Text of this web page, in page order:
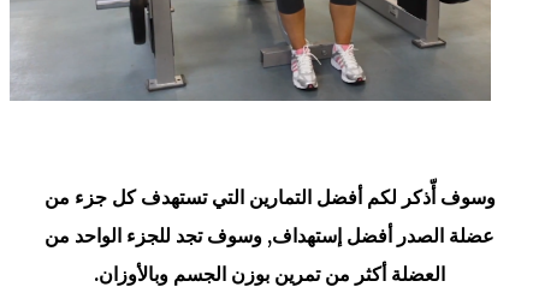
وسوف أّذكر لكم أفضل التمارين التي تستهدف كل جزء من
عضلة الصدر أفضل إستهداف, وسوف تجد للجزء الواحد من
العضلة أكثر من تمرين بوزن الجسم وبالأوزان.